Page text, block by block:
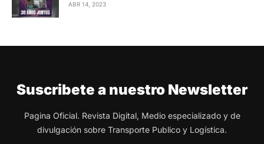
ABR 14, 2023
Suscribete a nuestro Newsletter
Pagina Oficial. Revista Digital, Medio especializado y de
divulgación sobre Transporte Publico y Logística.